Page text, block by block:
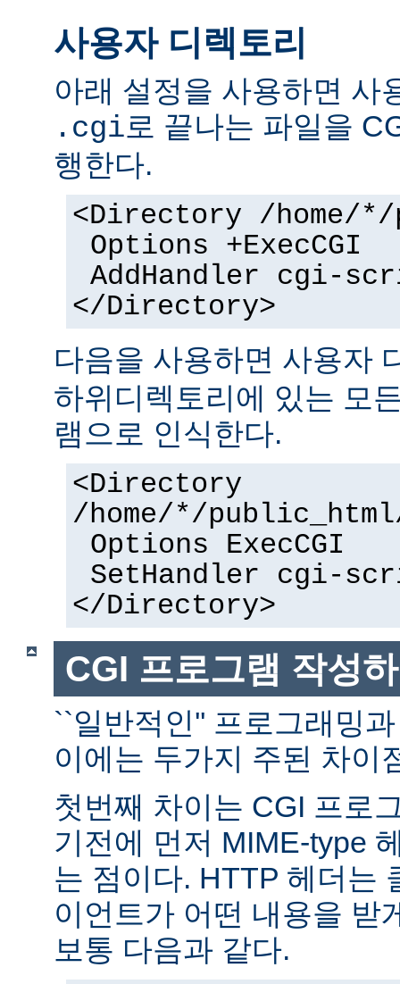
사용자 디렉토리
아래 설정을 사용하면 사
.cgi로 끝나는 파일을
행한다.
<Directory /home/
Options +ExecCGI
AddHandler cgi-
</Directory>
다음을 사용하면 사용자
하위디렉토리에 있는 모
램으로 인식한다.
<Directory
/home/*/
Options ExecCGI
SetHandler cgi-
</Directory>
CGI 프로그램 작성
``일반적인'' 프로그래밍
이에는 두가지 주된 차이
첫번째 차이는 CGI 프로
기전에 먼저 MIME-type
는 점이다. HTTP 헤더는
이언트가 어떤 내용을 받
보통 다음과 같다.